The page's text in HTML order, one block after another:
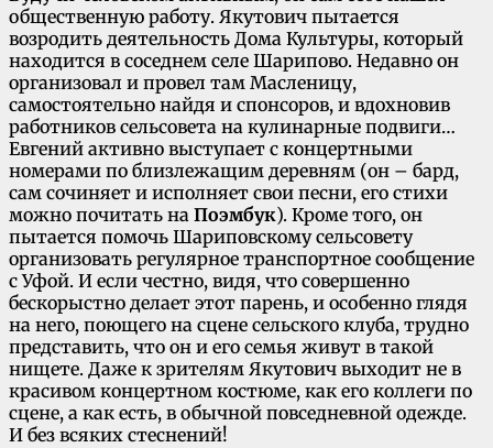
общественную работу. Якутович пытается
возродить деятельность Дома Культуры, который
находится в соседнем селе Шарипово. Недавно он
организовал и провел там Масленицу,
самостоятельно найдя и спонсоров, и вдохновив
работников сельсовета на кулинарные подвиги…
Евгений активно выступает с концертными
номерами по близлежащим деревням (он – бард,
сам сочиняет и исполняет свои песни, его стихи
можно почитать на Поэмбук). Кроме того, он
пытается помочь Шариповскому сельсовету
организовать регулярное транспортное сообщение
с Уфой. И если честно, видя, что совершенно
бескорыстно делает этот парень, и особенно глядя
на него, поющего на сцене сельского клуба, трудно
представить, что он и его семья живут в такой
нищете. Даже к зрителям Якутович выходит не в
красивом концертном костюме, как его коллеги по
сцене, а как есть, в обычной повседневной одежде.
И без всяких стеснений!